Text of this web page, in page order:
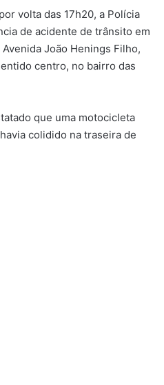
volta das 17h20, a Polícia
de acidente de trânsito em
João Henings Filho,
centro, no bairro das
que uma motocicleta
colidido na traseira de